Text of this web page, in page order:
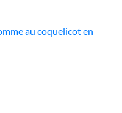
au coquelicot en